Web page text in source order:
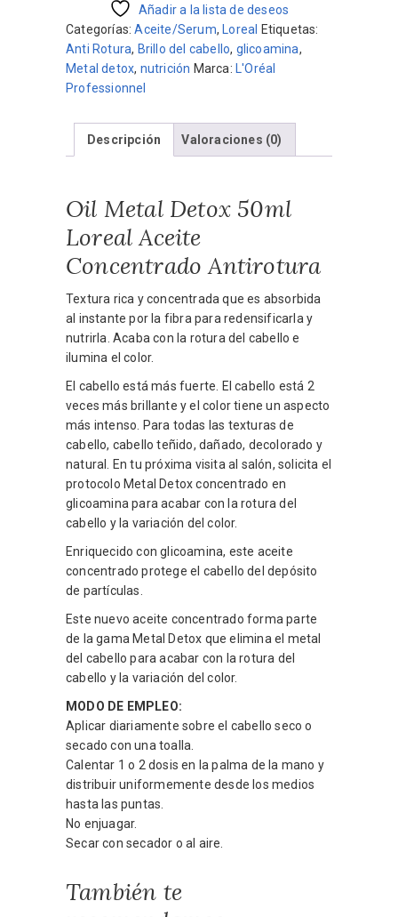
Loreal
Aceite
Concentrado
Antirotura
Añadir a la lista de deseos
Categorías:Aceite/Serum, Loreal
Etiquetas:
Anti Rotura, Brillo del cabello, glicoamina,
Metal detox, nutrición Marca:
L'Oréal
Professionnel
Descripción Valoraciones (0)
Oil Metal Detox 50ml
Loreal Aceite
Concentrado Antirotura
Textura rica y concentrada que es absorbida
al instante por la fibra para redensificarla y
nutrirla. Acaba con la rotura del cabello e
ilumina el color.
El cabello está más fuerte. El cabello está 2
veces más brillante y el color tiene un aspecto
más intenso. Para todas las texturas de
cabello, cabello teñido, dañado, decolorado y
natural. En tu próxima visita al salón, solicita el
protocolo Metal Detox concentrado en
glicoamina para acabar con la rotura del
cabello y la variación del color.
Enriquecido con glicoamina, este aceite
concentrado protege el cabello del depósito
de partículas.
Este nuevo aceite concentrado forma parte
de la gama Metal Detox que elimina el metal
del cabello para acabar con la rotura del
cabello y la variación del color.
MODO DE EMPLEO:
Aplicar diariamente sobre el cabello seco o
secado con una toalla.
Calentar 1 o 2 dosis en la palma de la mano y
distribuir uniformemente desde los medios
hasta las puntas.
No enjuagar.
Secar con secador o al aire.
También te